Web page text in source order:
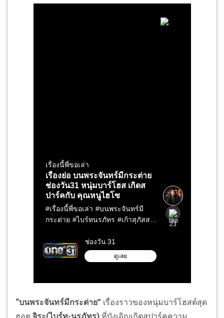
“บนพระจันทร์มีกระต่าย” เรื่องราวของหนุ่มบาร์โฮสต์สุด